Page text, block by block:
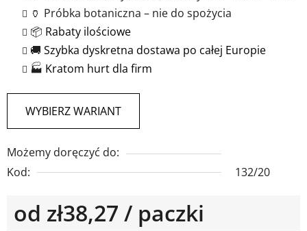
🏺 Próbka botaniczna – nie do spożycia
📦 Rabaty ilościowe
🚚 Szybka dyskretna dostawa po całej Europie
🏭 Kratom hurt dla firm
WYBIERZ WARIANT
Możemy doręczyć do:
Kod:
132/20
od zł38,27 / paczki